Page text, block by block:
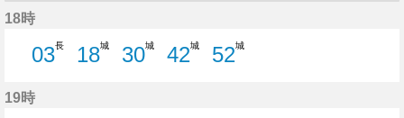
18時
03長
18城
30城
42城
52城
19時